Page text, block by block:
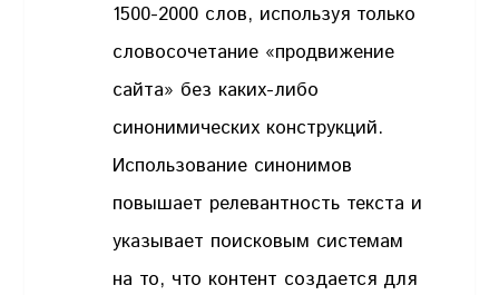
1500-2000 слов, используя только
словосочетание «продвижение
сайта» без каких-либо
синонимических конструкций.
Использование синонимов
повышает релевантность текста и
указывает поисковым системам
на то, что контент создается для